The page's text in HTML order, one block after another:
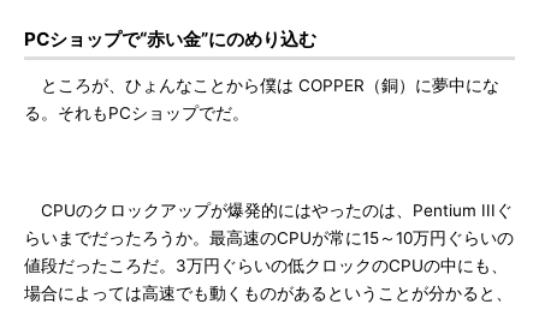
PCショップで“赤い金”にのめり込む
ところが、ひょんなことから僕は COPPER（銅）に夢中にな
る。それもPCショップでだ。
CPUのクロックアップが爆発的にはやったのは、Pentium IIIぐ
らいまでだったろうか。最高速のCPUが常に15～10万円ぐらいの
値段だったころだ。3万円ぐらいの低クロックのCPUの中にも、
場合によっては高速でも動くものがあるということが分かると、